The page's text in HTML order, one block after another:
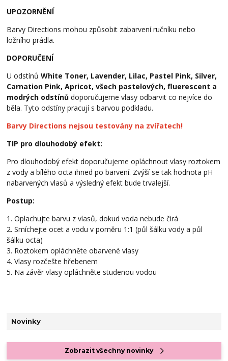
Novinky
Zobrazit všechny novinky
UPOZORNĚNÍ
Barvy Directions mohou způsobit zabarvení ručníku nebo
ložního prádla.
DOPORUČENÍ
U odstínůWhite Toner, Lavender, Lilac, Pastel Pink, Silver,
Carnation Pink, Apricot, všech pastelových, fluerescent a
modrých odstínůdoporučujeme vlasy odbarvit co nejvíce do
běla. Tyto odstíny pracují s barvou podkladu.
Barvy Directions nejsou testovány na zvířatech!
TIP pro dlouhodobý efekt:
Pro dlouhodobý efekt doporučujeme opláchnout vlasy roztokem
z vody a bílého octa ihned po barvení. Zvýší se tak hodnota pH
nabarvených vlasů a výsledný efekt bude trvalejší.
Postup:
1. Oplachujte barvu z vlasů, dokud voda nebude čirá
2. Smíchejte ocet a vodu v poměru 1:1 (půl šálku vody a půl
šálku octa)
3. Roztokem opláchněte obarvené vlasy
4. Vlasy rozčešte hřebenem
5. Na závěr vlasy opláchněte studenou vodou